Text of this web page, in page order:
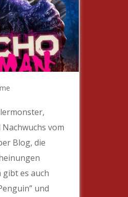
vom
Blog, die
es auch
und